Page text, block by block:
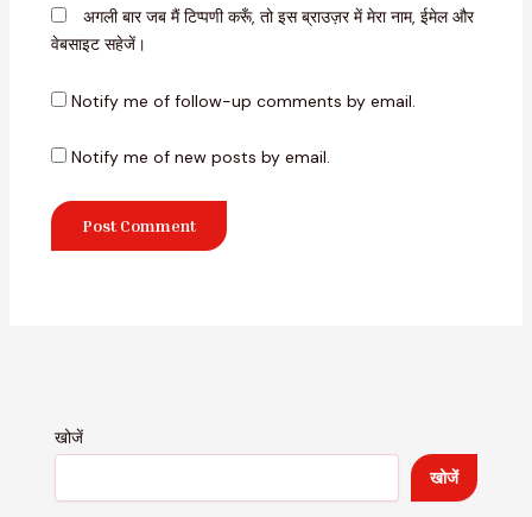
अगली बार जब मैं टिप्पणी करूँ, तो इस ब्राउज़र में मेरा नाम, ईमेल और
वेबसाइट सहेजें।
Notify me of follow-up comments by email.
Notify me of new posts by email.
खोजें
खोजें